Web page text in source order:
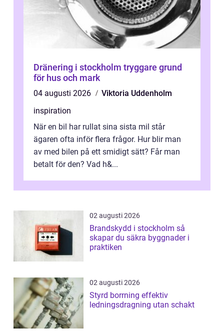
Dränering i stockholm tryggare grund
för hus och mark
04 augusti 2026
Viktoria Uddenholm
inspiration
När en bil har rullat sina sista mil står
ägaren ofta inför flera frågor. Hur blir man
av med bilen på ett smidigt sätt? Får man
betalt för den? Vad h&...
02 augusti 2026
Brandskydd i stockholm så
skapar du säkra byggnader i
praktiken
02 augusti 2026
Styrd borrning effektiv
ledningsdragning utan schakt